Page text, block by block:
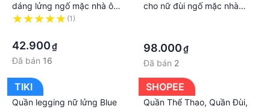
dáng lửng ngố mặc nhà ôm
lưng thun bó bigsize chất
(1)
42.900₫
Đã bán 16
cho nữ đùi ngố mặc nhà
yoga bigsize LEG-03
98.000₫
Đã bán 2
TIKI
Quần legging nữ lửng Blue
SHOPEE
Quần Thể Thao, Quần Đùi,